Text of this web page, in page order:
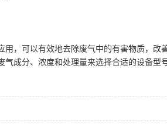
用，可以有效地去除废气中的有害物质，改
成分、浓度和处理量来选择合适的设备型